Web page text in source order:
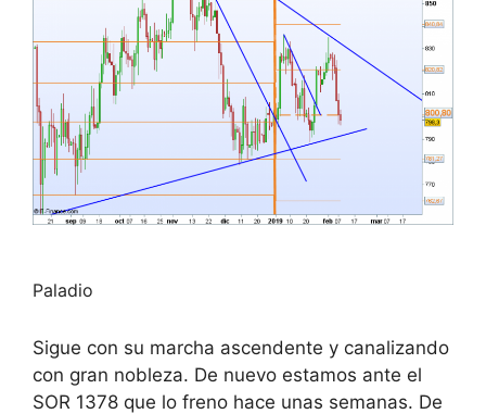
Paladio
Sigue con su marcha ascendente y canalizando
con gran nobleza. De nuevo estamos ante el
SOR 1378 que lo freno hace unas semanas. De